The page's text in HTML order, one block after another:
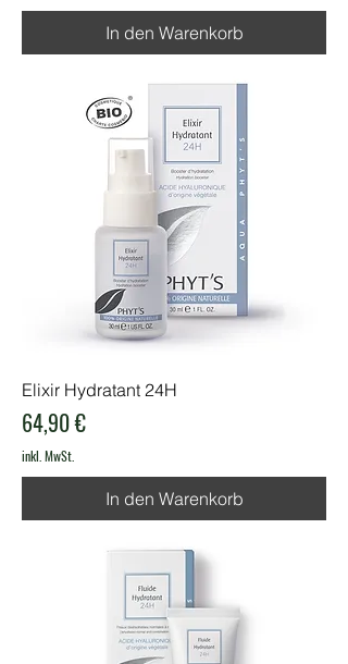
In den Warenkorb
Elixir Hydratant 24H
Preis
64,90 €
inkl. MwSt.
In den Warenkorb